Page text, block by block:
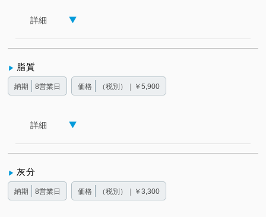
詳細
脂質
納期 8営業日 価格 （税別）｜￥5,900
詳細
灰分
納期 8営業日 価格 （税別）｜￥3,300